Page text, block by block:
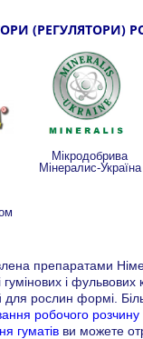
(РЕГУЛЯТОРИ)
Мікродобрива
Мінералис-Україна
препаратами
і
для рослин формі.
робочого розчину
гуматів ви можете